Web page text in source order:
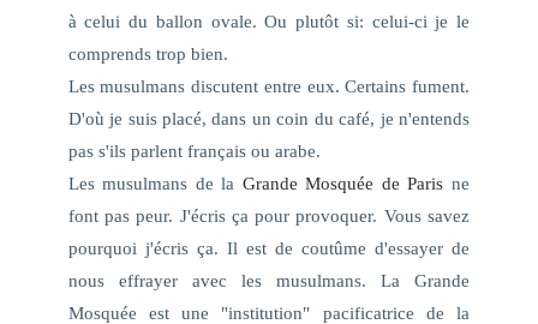
à celui du ballon ovale. Ou plutôt si: celui-ci je le
comprends trop bien.
Les musulmans discutent entre eux. Certains fument.
D'où je suis placé, dans un coin du café, je n'entends
pas s'ils parlent français ou arabe.
Les musulmans de la Grande Mosquée de Paris ne
font pas peur. J'écris ça pour provoquer. Vous savez
pourquoi j'écris ça. Il est de coutûme d'essayer de
nous effrayer avec les musulmans. La Grande
Mosquée est une "institution" pacificatrice de la